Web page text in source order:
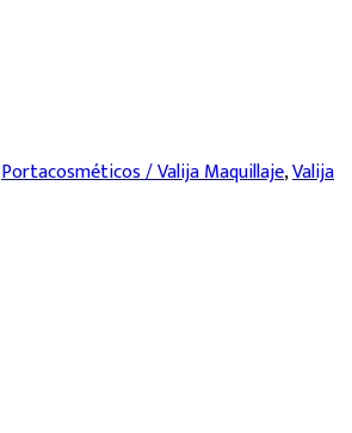
Portacosméticos / Valija Maquillaje,Valija